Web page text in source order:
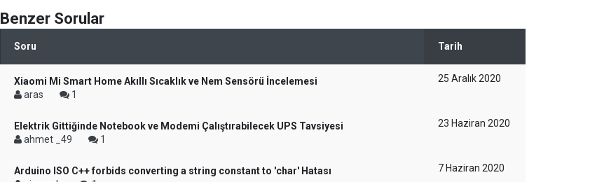
Benzer Sorular
Soru Tarih
Xiaomi Mi Smart Home Akıllı Sıcaklık ve Nem Sensörü İncelemesi
aras
1
25 Aralık 2020
Elektrik Gittiğinde Notebook ve Modemi Çalıştırabilecek UPS Tavsiyesi
ahmet _49
1
23 Haziran 2020
Arduino ISO C++ forbids converting a string constant to 'char' Hatası
7 Haziran 2020